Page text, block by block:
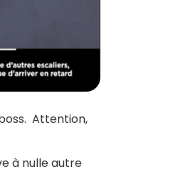
Attention,
à nulle autre